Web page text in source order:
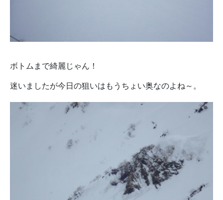
ボトムまで綺麗じゃん！
迷いましたが今日の狙いはもうちょい奥なのよね～。